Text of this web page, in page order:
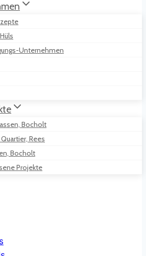
Unternehmen
Bocholt
Rees
Bocholt
Projekte